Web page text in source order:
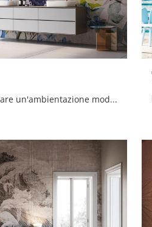
Vuoi completare un'ambientazione moderna? Scopri la Carta da parati vinilica di Instabilelab: il modello Vita ti attende!